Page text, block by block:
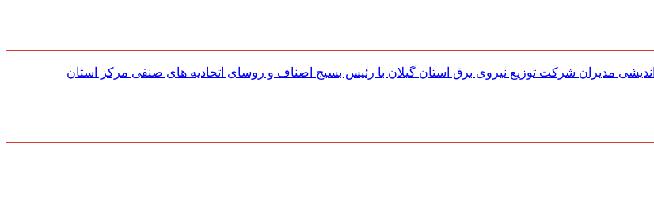
مدیران شركت توزیع نیروی برق استان گیلان با رئیس بسیج اصناف و روسای اتحادیه های صنفی مركز استان